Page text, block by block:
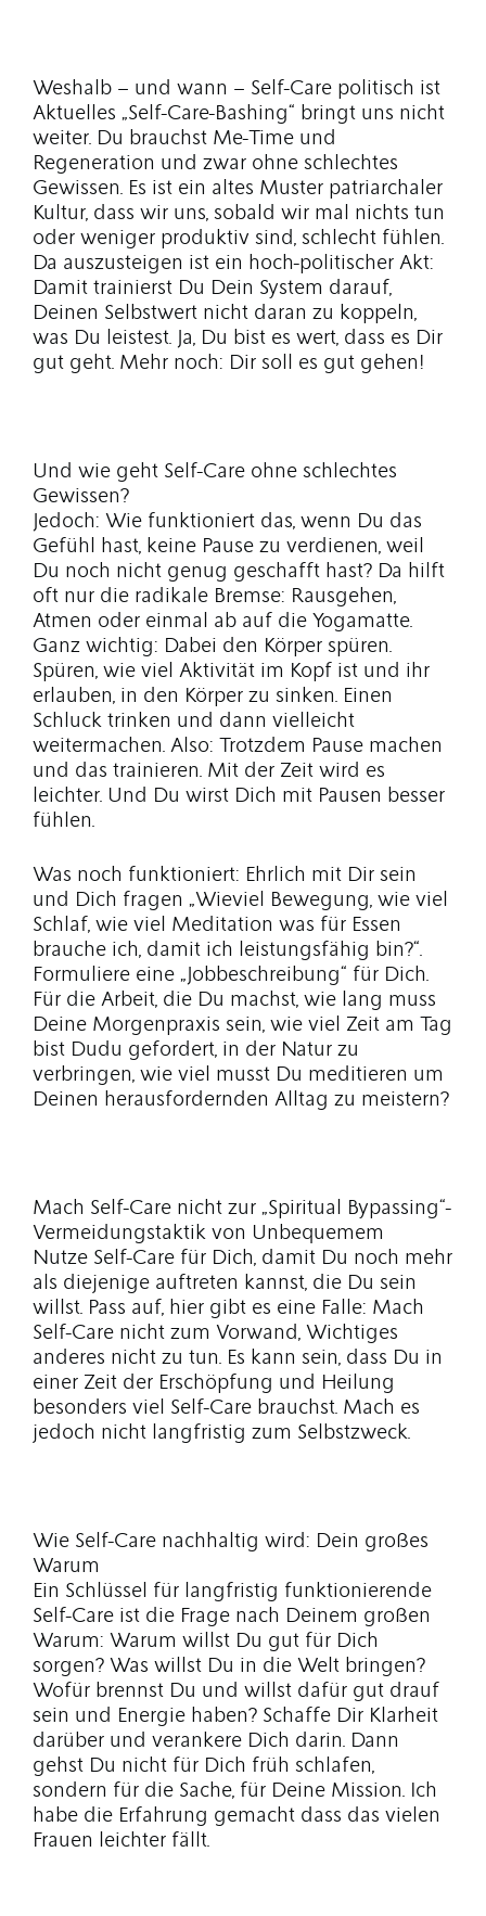
Weshalb – und wann – Self-Care politisch ist
Aktuelles „Self-Care-Bashing“ bringt uns nicht
weiter. Du brauchst Me-Time und
Regeneration und zwar ohne schlechtes
Gewissen. Es ist ein altes Muster patriarchaler
Kultur, dass wir uns, sobald wir mal nichts tun
oder weniger produktiv sind, schlecht fühlen.
Da auszusteigen ist ein hoch-politischer Akt:
Damit trainierst Du Dein System darauf,
Deinen Selbstwert nicht daran zu koppeln,
was Du leistest. Ja, Du bist es wert, dass es Dir
gut geht. Mehr noch: Dir soll es gut gehen!
Und wie geht Self-Care ohne schlechtes
Gewissen?
Jedoch: Wie funktioniert das, wenn Du das
Gefühl hast, keine Pause zu verdienen, weil
Du noch nicht genug geschafft hast? Da hilft
oft nur die radikale Bremse: Rausgehen,
Atmen oder einmal ab auf die Yogamatte.
Ganz wichtig: Dabei den Körper spüren.
Spüren, wie viel Aktivität im Kopf ist und ihr
erlauben, in den Körper zu sinken. Einen
Schluck trinken und dann vielleicht
weitermachen. Also: Trotzdem Pause machen
und das trainieren. Mit der Zeit wird es
leichter. Und Du wirst Dich mit Pausen besser
fühlen.
Was noch funktioniert: Ehrlich mit Dir sein
und Dich fragen „Wieviel Bewegung, wie viel
Schlaf, wie viel Meditation was für Essen
brauche ich, damit ich leistungsfähig bin?“.
Formuliere eine „Jobbeschreibung“ für Dich.
Für die Arbeit, die Du machst, wie lang muss
Deine Morgenpraxis sein, wie viel Zeit am Tag
bist Dudu gefordert, in der Natur zu
verbringen, wie viel musst Du meditieren um
Deinen herausfordernden Alltag zu meistern?
Mach Self-Care nicht zur „Spiritual Bypassing“-
Vermeidungstaktik von Unbequemem
Nutze Self-Care für Dich, damit Du noch mehr
als diejenige auftreten kannst, die Du sein
willst. Pass auf, hier gibt es eine Falle: Mach
Self-Care nicht zum Vorwand, Wichtiges
anderes nicht zu tun. Es kann sein, dass Du in
einer Zeit der Erschöpfung und Heilung
besonders viel Self-Care brauchst. Mach es
jedoch nicht langfristig zum Selbstzweck.
Wie Self-Care nachhaltig wird: Dein großes
Warum
Ein Schlüssel für langfristig funktionierende
Self-Care ist die Frage nach Deinem großen
Warum: Warum willst Du gut für Dich
sorgen? Was willst Du in die Welt bringen?
Wofür brennst Du und willst dafür gut drauf
sein und Energie haben? Schaffe Dir Klarheit
darüber und verankere Dich darin. Dann
gehst Du nicht für Dich früh schlafen,
sondern für die Sache, für Deine Mission. Ich
habe die Erfahrung gemacht dass das vielen
Frauen leichter fällt.